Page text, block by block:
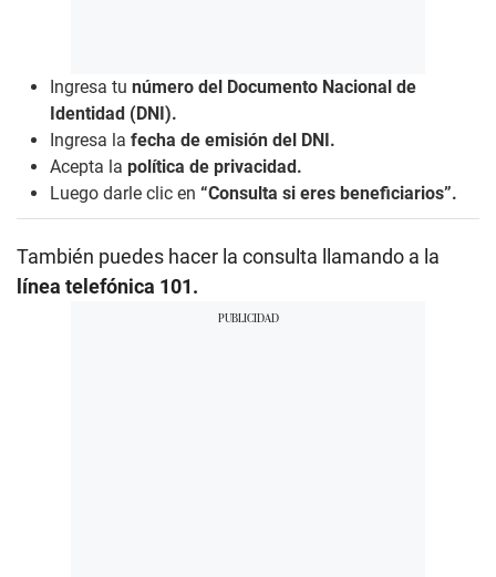
Ingresa tu número del Documento Nacional de
Identidad (DNI).
Ingresa la fecha de emisión del DNI.
Acepta la política de privacidad.
Luego darle clic en “Consulta si eres beneficiarios”.
También puedes hacer la consulta llamando a la
línea telefónica 101.